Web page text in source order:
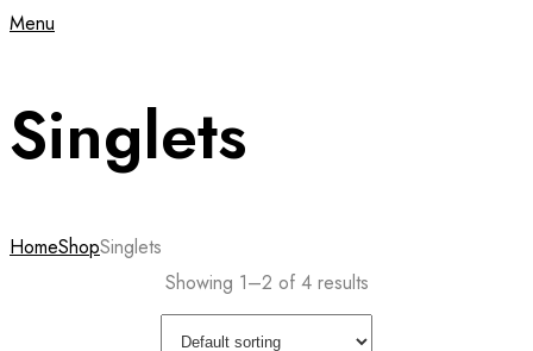
Menu
Singlets
HomeShopSinglets
Showing 1–2 of 4 results